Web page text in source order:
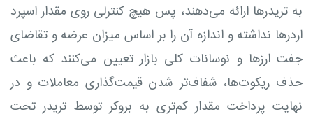
به تریدرها ارائه می‌دهند، پس هیچ کنترلی روی مقدار اسپرد
اردرها نداشته و اندازه آن را بر اساس میزان عرضه و تقاضای
جفت ارزها و نوسانات کلی بازار تعیین می‌کنند که باعث
حذف ریکوت‌ها، شفاف‌تر شدن قیمت‌گذاری معاملات و در
نهایت پرداخت مقدار کم‌تری به بروکر توسط تریدر تحت